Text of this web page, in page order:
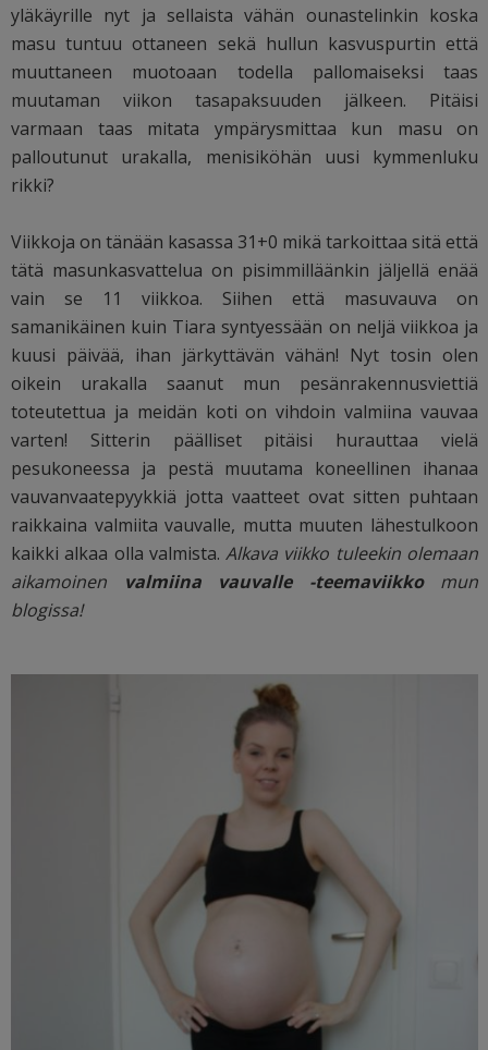
yläkäyrille nyt ja sellaista vähän ounastelinkin koska
masu tuntuu ottaneen sekä hullun kasvuspurtin että
muuttaneen muotoaan todella pallomaiseksi taas
muutaman viikon tasapaksuuden jälkeen. Pitäisi
varmaan taas mitata ympärysmittaa kun masu on
palloutunut urakalla, menisiköhän uusi kymmenluku
rikki?
Viikkoja on tänään kasassa 31+0 mikä tarkoittaa sitä että
tätä masunkasvattelua on pisimmilläänkin jäljellä enää
vain se 11 viikkoa. Siihen että masuvauva on
samanikäinen kuin Tiara syntyessään on neljä viikkoa ja
kuusi päivää, ihan järkyttävän vähän! Nyt tosin olen
oikein urakalla saanut mun pesänrakennusviettiä
toteutettua ja meidän koti on vihdoin valmiina vauvaa
varten! Sitterin päälliset pitäisi hurauttaa vielä
pesukoneessa ja pestä muutama koneellinen ihanaa
vauvanvaatepyykkiä jotta vaatteet ovat sitten puhtaan
raikkaina valmiita vauvalle, mutta muuten lähestulkoon
kaikki alkaa olla valmista. Alkava viikko tuleekin olemaan
aikamoinen
valmiina vauvalle -teemaviikkomun
blogissa!